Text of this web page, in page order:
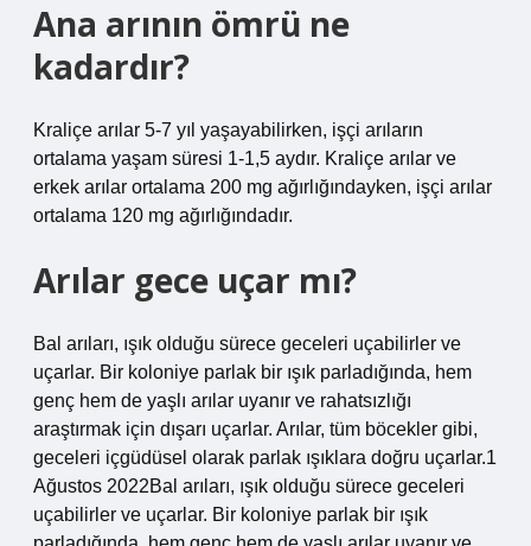
Ana arının ömrü ne
kadardır?
Kraliçe arılar 5-7 yıl yaşayabilirken, işçi arıların
ortalama yaşam süresi 1-1,5 aydır. Kraliçe arılar ve
erkek arılar ortalama 200 mg ağırlığındayken, işçi arılar
ortalama 120 mg ağırlığındadır.
Arılar gece uçar mı?
Bal arıları, ışık olduğu sürece geceleri uçabilirler ve
uçarlar. Bir koloniye parlak bir ışık parladığında, hem
genç hem de yaşlı arılar uyanır ve rahatsızlığı
araştırmak için dışarı uçarlar. Arılar, tüm böcekler gibi,
geceleri içgüdüsel olarak parlak ışıklara doğru uçarlar.1
Ağustos 2022Bal arıları, ışık olduğu sürece geceleri
uçabilirler ve uçarlar. Bir koloniye parlak bir ışık